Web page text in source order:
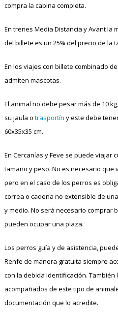
compra la cabina completa.
En trenes Media Distancia y Avant la
del billete es un 25% del precio de la
En los viajes con billete combinado
admiten mascotas.
El animal no debe pesar más de 10
su jaula o trasportín y este debe
60x35x35 cm.
En Cercanías y Feve se puede viajar
tamaño y peso. No es necesario
pero en el caso de los perros es
correa o cadena no extensible de
y medio. No será necesario comprar
pueden ocupar una plaza.
Los perros guía y de asistencia,
Renfe de manera gratuita siempre
con la debida identificación.
acompañados de este tipo de
documentación que lo acredite.